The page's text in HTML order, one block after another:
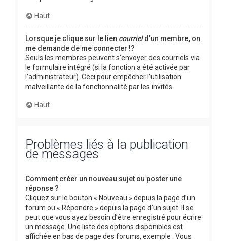
Haut
Lorsque je clique sur le lien courrield’un membre, on
me demande de me connecter !?
Seuls les membres peuvent s’envoyer des courriels via
le formulaire intégré (si la fonction a été activée par
l’administrateur). Ceci pour empêcher l’utilisation
malveillante de la fonctionnalité par les invités.
Haut
Problèmes liés à la publication
de messages
Comment créer un nouveau sujet ou poster une
réponse ?
Cliquez sur le bouton « Nouveau » depuis la page d’un
forum ou « Répondre » depuis la page d’un sujet. Il se
peut que vous ayez besoin d’être enregistré pour écrire
un message. Une liste des options disponibles est
affichée en bas de page des forums, exemple : Vous